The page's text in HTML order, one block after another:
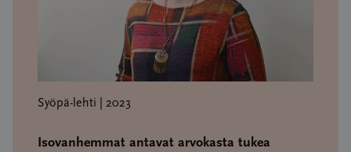
Syöpä-lehti | 2023
Isovanhemmat antavat arvokasta tukea